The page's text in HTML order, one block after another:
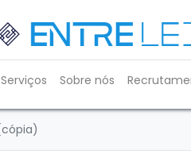
Serviços Sobre nós